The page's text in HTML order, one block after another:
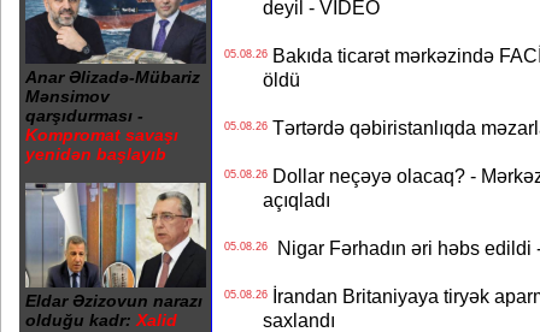
Anar Əlizadə-Mübariz
Mənsimov
qarşıdurması -
Kompromat savaşı
yenidən başlayıb
Eldar Əzizovun narazı
olduğu kadr: Xalid
deyil - VİDEO
05.08.26Bakıda ticarət mərkəzində
öldü
05.08.26Tərtərdə qəbiristanlıqda
05.08.26Dollar neçəyə olacaq? -
açıqladı
05.08.26Nigar Fərhadın əri həbs edildi
05.08.26İrandan Britaniyaya tiryək
saxlandı